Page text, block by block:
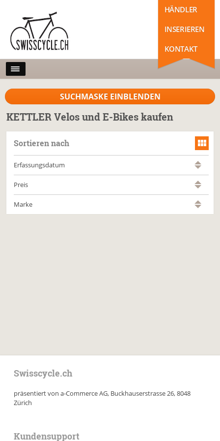
HÄNDLER
INSERIEREN
KONTAKT
SUCHMASKE EINBLENDEN
KETTLER Velos und E-Bikes kaufen
Sortieren nach
Erfassungsdatum
Preis
Marke
Swisscycle.ch
präsentiert von a-Commerce AG, Buckhauserstrasse 26, 8048
Zürich
Kundensupport